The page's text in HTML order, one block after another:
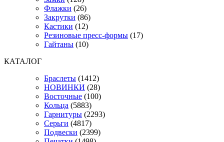
Флажки (26)
Закрутки (86)
Кастики (12)
Резиновые пресс-формы (17)
Гайтаны (10)
КАТАЛОГ
Браслеты (1412)
НОВИНКИ (28)
Восточные (100)
Кольца (5883)
Гарнитуры (2293)
Серьги (4817)
Подвески (2399)